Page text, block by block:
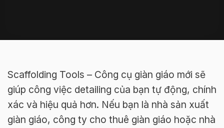
Scaffolding Tools – Công cụ giàn giáo mới sẽ
giúp công việc detailing của bạn tự động, chính
xác và hiệu quả hơn. Nếu bạn là nhà sản xuất
giàn giáo, công ty cho thuê giàn giáo hoặc nhà